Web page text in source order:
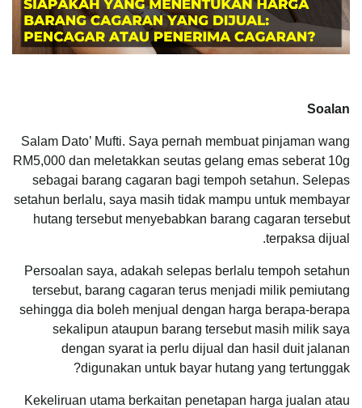
Soalan
Salam Dato’ Mufti. Saya pernah membuat pinjaman wang
RM5,000 dan meletakkan seutas gelang emas seberat 10g
sebagai barang cagaran bagi tempoh setahun. Selepas
setahun berlalu, saya masih tidak mampu untuk membayar
hutang tersebut menyebabkan barang cagaran tersebut
terpaksa dijual.
Persoalan saya, adakah selepas berlalu tempoh setahun
tersebut, barang cagaran terus menjadi milik pemiutang
sehingga dia boleh menjual dengan harga berapa-berapa
sekalipun ataupun barang tersebut masih milik saya
dengan syarat ia perlu dijual dan hasil duit jalanan
digunakan untuk bayar hutang yang tertunggak?
Kekeliruan utama berkaitan penetapan harga jualan atau